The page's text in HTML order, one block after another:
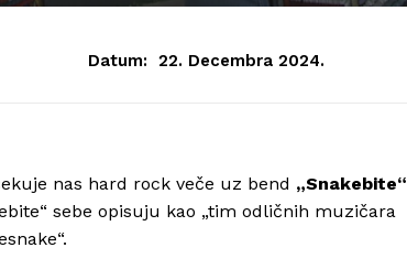
Datum: 22. Decembra 2024.
nas hard rock veče uz bend „Snakebite“
sebe opisuju kao „tim odličnih muzičara